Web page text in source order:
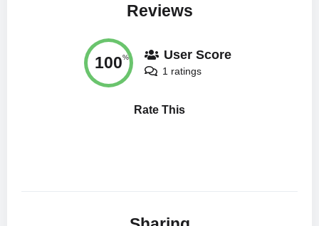
Reviews
100% User Score
1 ratings
Rate This